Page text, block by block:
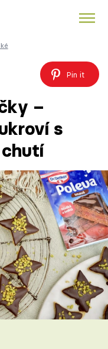
Pin it
–
s